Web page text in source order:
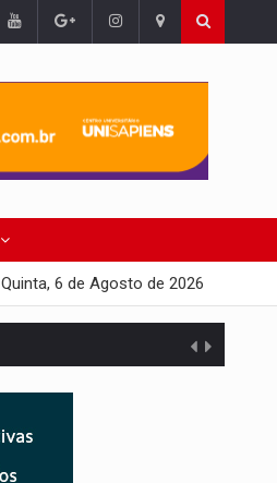
Quinta, 6 de Agosto de 2026